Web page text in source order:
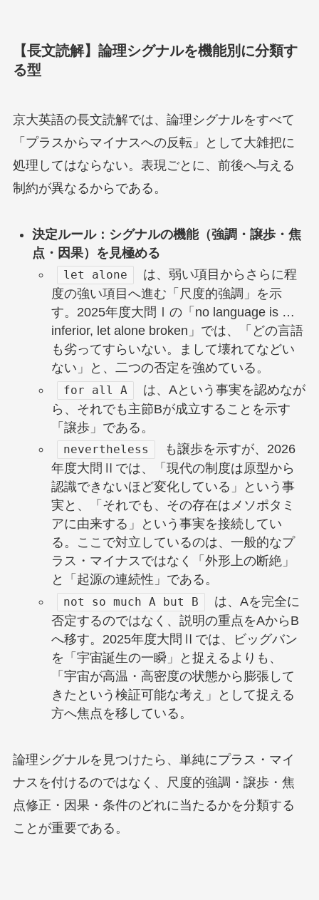
【長文読解】論理シグナルを機能別に分類す
る型
京大英語の長文読解では、論理シグナルをすべて
「プラスからマイナスへの反転」として大雑把に
処理してはならない。表現ごとに、前後へ与える
制約が異なるからである。
決定ルール：シグナルの機能（強調・譲歩・焦
点・因果）を見極める
let alone
は、弱い項目からさらに程
度の強い項目へ進む「尺度的強調」を示
す。2025年度大問Ⅰの「no language is …
inferior, let alone broken」では、「どの言語
も劣ってすらいない。まして壊れてなどい
ない」と、二つの否定を強めている。
for all A
は、Aという事実を認めなが
ら、それでも主節Bが成立することを示す
「譲歩」である。
nevertheless
も譲歩を示すが、2026
年度大問Ⅱでは、「現代の制度は原型から
認識できないほど変化している」という事
実と、「それでも、その存在はメソポタミ
アに由来する」という事実を接続してい
る。ここで対立しているのは、一般的なプ
ラス・マイナスではなく「外形上の断絶」
と「起源の連続性」である。
not so much A but B
は、Aを完全に
否定するのではなく、説明の重点をAからB
へ移す。2025年度大問Ⅱでは、ビッグバン
を「宇宙誕生の一瞬」と捉えるよりも、
「宇宙が高温・高密度の状態から膨張して
きたという検証可能な考え」として捉える
方へ焦点を移している。
論理シグナルを見つけたら、単純にプラス・マイ
ナスを付けるのではなく、尺度的強調・譲歩・焦
点修正・因果・条件のどれに当たるかを分類する
ことが重要である。